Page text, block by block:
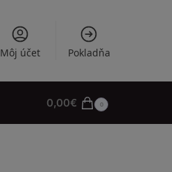
Môj účet Pokladňa
0,00€ 0